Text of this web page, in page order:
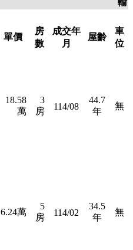
輸
單價
房
數
成交年
月
屋齡
車
位
18.58
萬
3
房
114/08
44.7
年
無
6.24萬
5
房
114/02
34.5
年
無